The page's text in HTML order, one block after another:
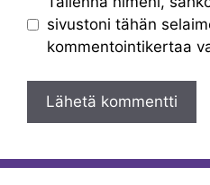
sivustoni tähän
kommentointikertaa